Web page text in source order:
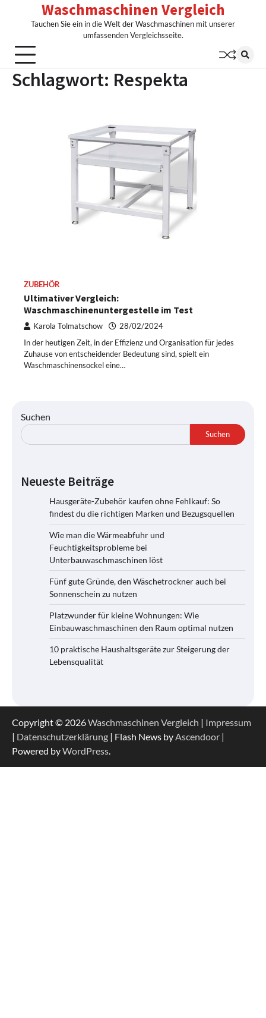
Waschmaschinen Vergleich
Tauchen Sie ein in die Welt der Waschmaschinen mit unserer
umfassenden Vergleichsseite.
Schlagwort: Respekta
ZUBEHÖR
Ultimativer Vergleich:
Waschmaschinenuntergestelle im Test
Karola Tolmatschow 28/02/2024
In der heutigen Zeit, in der Effizienz und Organisation für jedes
Zuhause von entscheidender Bedeutung sind, spielt ein
Waschmaschinensockel eine…
Suchen
Suchen
Neueste Beiträge
Hausgeräte-Zubehör kaufen ohne Fehlkauf: So
findest du die richtigen Marken und Bezugsquellen
Wie man die Wärmeabfuhr und
Feuchtigkeitsprobleme bei
Unterbauwaschmaschinen löst
Fünf gute Gründe, den Wäschetrockner auch bei
Sonnenschein zu nutzen
Platzwunder für kleine Wohnungen: Wie
Einbauwaschmaschinen den Raum optimal nutzen
10 praktische Haushaltsgeräte zur Steigerung der
Lebensqualität
Copyright © 2026Waschmaschinen Vergleich | Impressum
| Datenschutzerklärung | Flash News byAscendoor |
Powered byWordPress.